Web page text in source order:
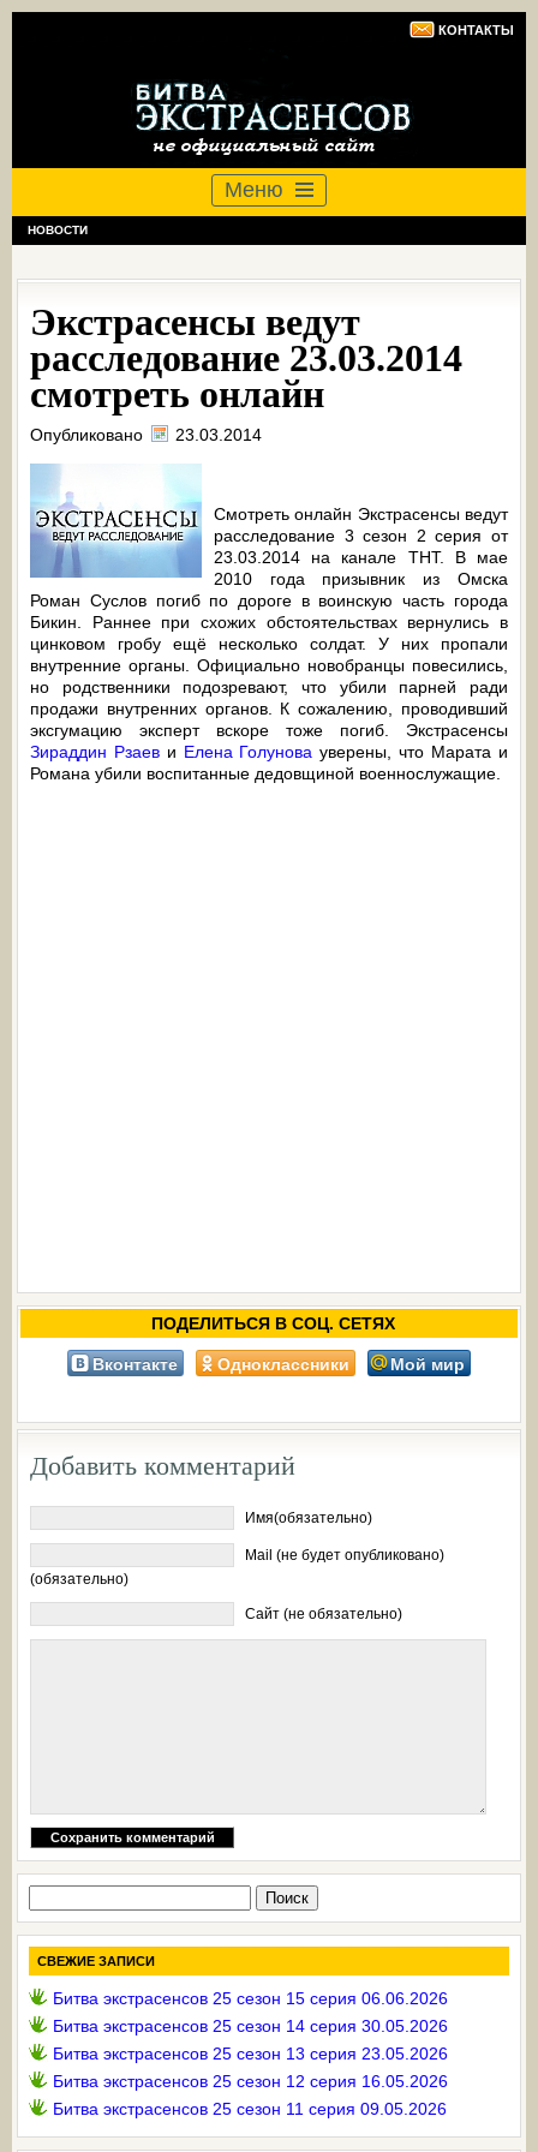
КОНТАКТЫ
Меню
НОВОСТИ
Экстрасенсы ведут
расследование 23.03.2014
смотреть онлайн
Опубликовано 23.03.2014
Смотреть онлайн Экстрасенсы ведут
расследование 3 сезон 2 серия от
23.03.2014 на канале ТНТ. В мае
2010 года призывник из Омска
Роман Суслов погиб по дороге в воинскую часть города
Бикин. Раннее при схожих обстоятельствах вернулись в
цинковом гробу ещё несколько солдат. У них пропали
внутренние органы. Официально новобранцы повесились,
но родственники подозревают, что убили парней ради
продажи внутренних органов. К сожалению, проводивший
эксгумацию эксперт вскоре тоже погиб. Экстрасенсы
Зираддин Рзаев и Елена Голунова уверены, что Марата и
Романа убили воспитанные дедовщиной военнослужащие.
ПОДЕЛИТЬСЯ В СОЦ. СЕТЯХ
Вконтакте Одноклассники Мой мир
Добавить комментарий
Имя(обязательно)
Mail (не будет опубликовано)
(обязательно)
Сайт (не обязательно)
СВЕЖИЕ ЗАПИСИ
Битва экстрасенсов 25 сезон 15 серия 06.06.2026
Битва экстрасенсов 25 сезон 14 серия 30.05.2026
Битва экстрасенсов 25 сезон 13 серия 23.05.2026
Битва экстрасенсов 25 сезон 12 серия 16.05.2026
Битва экстрасенсов 25 сезон 11 серия 09.05.2026